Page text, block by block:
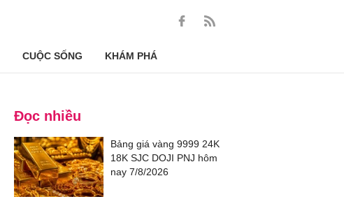
CUỘC SỐNG KHÁM PHÁ
Đọc nhiều
Bảng giá vàng 9999 24K
18K SJC DOJI PNJ hôm
nay 7/8/2026